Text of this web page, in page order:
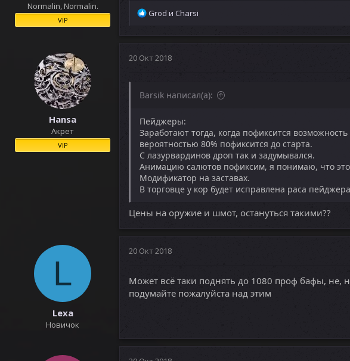
Normalin, Normalin.
VIP
Р
а
ц
Grod и Charsi
Hansa
Акрет
VIP
20 Окт 2018
Barsik написал(а):
Пейджеры:
Заработают тогда, когда пофиксится
вероятностью 80% пофиксится до старта.
С лазурвардинов дроп так и задумывался.
Анимацию салютов пофиксим, я понимаю, что
Модификатор на заставах.
В торговце у кор будет исправлена раса
Цены на оружие и шмот, остануться такими??
L
Lexa
Новичок
20 Окт 2018
Может всё таки поднять до 1080 проф бафы, не,
подумайте пожалуйста над этим